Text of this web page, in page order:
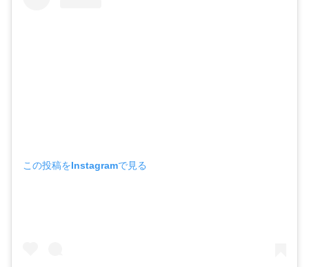
この投稿をInstagramで見る